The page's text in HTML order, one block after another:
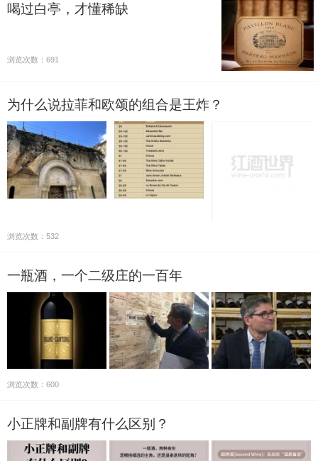
喝过白亭，才懂稀缺
浏览次数：691
为什么说拉菲和欧颂的组合是王炸？
浏览次数：532
一瓶酒，一个二级庄的一百年
浏览次数：600
小正牌和副牌有什么区别？